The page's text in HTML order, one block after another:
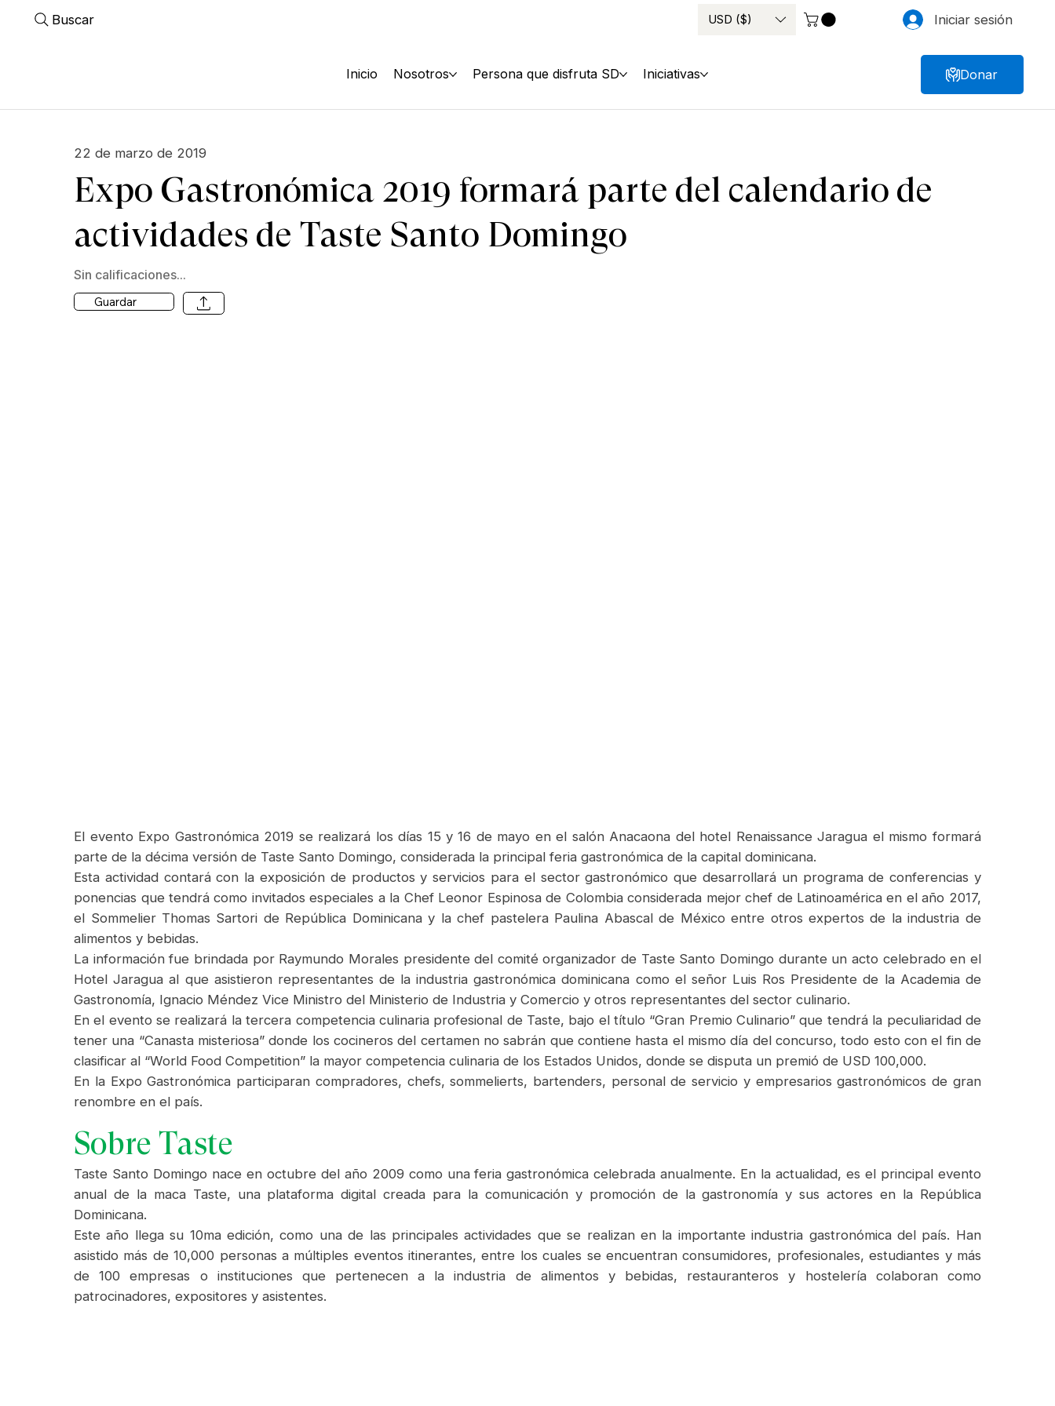
Buscar USD ($) Iniciar sesión
Inicio Nosotros Persona que disfruta SD Iniciativas Donar
22 de marzo de 2019
Expo Gastronómica 2019 formará parte del calendario de
actividades de Taste Santo Domingo
Sin calificaciones...
Guardar
El evento Expo Gastronómica 2019 se realizará los días 15 y 16 de mayo en el salón Anacaona del hotel Renaissance Jaragua el mismo formará
parte de la décima versión de Taste Santo Domingo, considerada la principal feria gastronómica de la capital dominicana.
Esta actividad contará con la exposición de productos y servicios para el sector gastronómico que desarrollará un programa de conferencias y
ponencias que tendrá como invitados especiales a la Chef Leonor Espinosa de Colombia considerada mejor chef de Latinoamérica en el año 2017,
el Sommelier Thomas Sartori de República Dominicana y la chef pastelera Paulina Abascal de México entre otros expertos de la industria de
alimentos y bebidas.
La información fue brindada por Raymundo Morales presidente del comité organizador de Taste Santo Domingo durante un acto celebrado en el
Hotel Jaragua al que asistieron representantes de la industria gastronómica dominicana como el señor Luis Ros Presidente de la Academia de
Gastronomía, Ignacio Méndez Vice Ministro del Ministerio de Industria y Comercio y otros representantes del sector culinario.
En el evento se realizará la tercera competencia culinaria profesional de Taste, bajo el título “Gran Premio Culinario” que tendrá la peculiaridad de
tener una “Canasta misteriosa” donde los cocineros del certamen no sabrán que contiene hasta el mismo día del concurso, todo esto con el fin de
clasificar al “World Food Competition” la mayor competencia culinaria de los Estados Unidos, donde se disputa un premió de USD 100,000.
En la Expo Gastronómica participaran compradores, chefs, sommelierts, bartenders, personal de servicio y empresarios gastronómicos de gran
renombre en el país.
Sobre Taste
Taste Santo Domingo nace en octubre del año 2009 como una feria gastronómica celebrada anualmente. En la actualidad, es el principal evento
anual de la maca Taste, una plataforma digital creada para la comunicación y promoción de la gastronomía y sus actores en la República
Dominicana.
Este año llega su 10ma edición, como una de las principales actividades que se realizan en la importante industria gastronómica del país. Han
asistido más de 10,000 personas a múltiples eventos itinerantes, entre los cuales se encuentran consumidores, profesionales, estudiantes y más
de 100 empresas o instituciones que pertenecen a la industria de alimentos y bebidas, restauranteros y hostelería colaboran como
patrocinadores, expositores y asistentes.